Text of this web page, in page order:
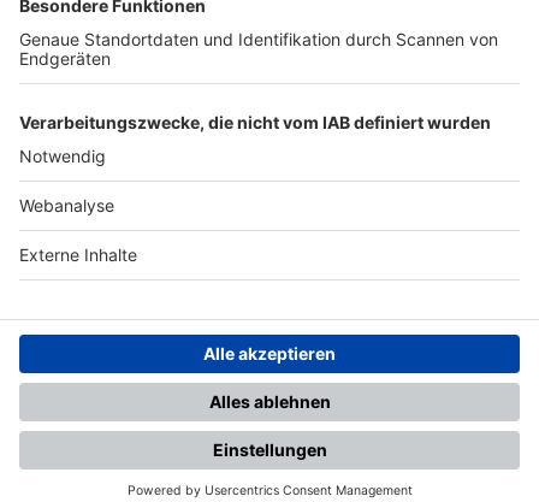
Nutzungsbedingungen Datenschutz Impressum